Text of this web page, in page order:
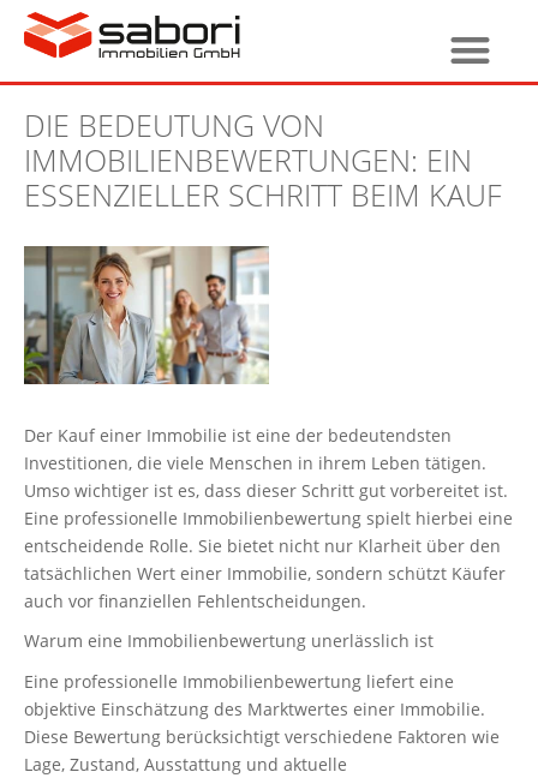
DIE BEDEUTUNG VON
IMMOBILIENBEWERTUNGEN: EIN
ESSENZIELLER SCHRITT BEIM KAUF
Der Kauf einer Immobilie ist eine der bedeutendsten
Investitionen, die viele Menschen in ihrem Leben tätigen.
Umso wichtiger ist es, dass dieser Schritt gut vorbereitet ist.
Eine professionelle Immobilienbewertung spielt hierbei eine
entscheidende Rolle. Sie bietet nicht nur Klarheit über den
tatsächlichen Wert einer Immobilie, sondern schützt Käufer
auch vor finanziellen Fehlentscheidungen.
Warum eine Immobilienbewertung unerlässlich ist
Eine professionelle Immobilienbewertung liefert eine
objektive Einschätzung des Marktwertes einer Immobilie.
Diese Bewertung berücksichtigt verschiedene Faktoren wie
Lage, Zustand, Ausstattung und aktuelle